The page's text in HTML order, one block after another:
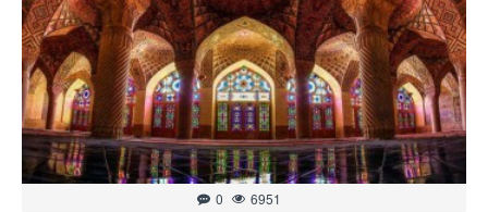
0 6951